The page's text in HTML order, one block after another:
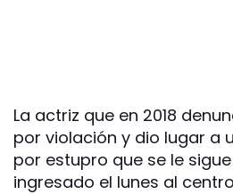
La actriz que en 2018
por violación y dio lugar a
por estupro que se le
ingresado el lunes al